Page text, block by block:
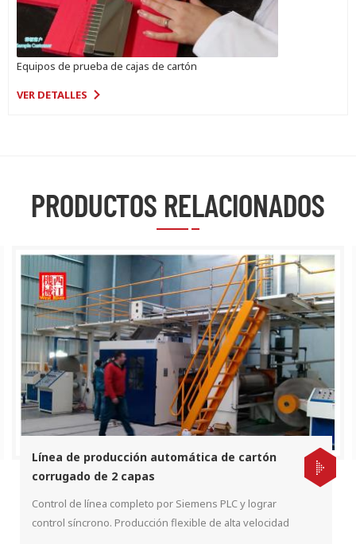
Equipos de prueba de cajas de cartón
VER DETALLES
PRODUCTOS RELACIONADOS
Línea de producción automática de cartón
corrugado de 2 capas
Control de línea completo por Siemens PLC y lograr
control síncrono. Producción flexible de alta velocidad